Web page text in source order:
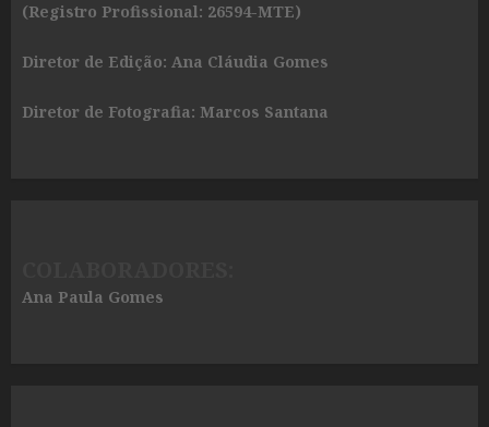
(Registro Profissional: 26594-MTE)
Diretor de Edição: Ana Cláudia Gomes
Diretor de Fotografia: Marcos Santana
Ana Paula Gomes